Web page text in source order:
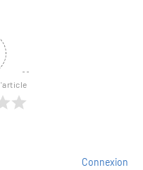
Connexion